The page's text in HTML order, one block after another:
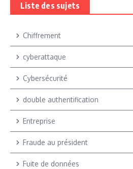
Liste des sujets
Chiffrement
cyberattaque
Cybersécurité
double authentification
Entreprise
Fraude au président
Fuite de données